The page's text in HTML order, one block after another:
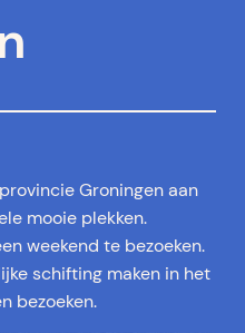
Groningen aan
mooie plekken.
weekend te bezoeken.
schifting maken in het
bezoeken.